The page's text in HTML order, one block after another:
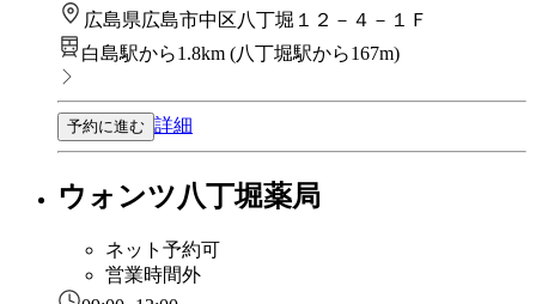
広島県広島市中区八丁堀１２－４－１Ｆ
白島駅から1.8km (八丁堀駅から167m)
予約に進む 詳細
ウォンツ八丁堀薬局
ネット予約可
営業時間外